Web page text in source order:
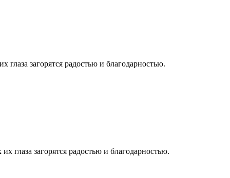
загорятся радостью и благодарностью.
глаза загорятся радостью и благодарностью.